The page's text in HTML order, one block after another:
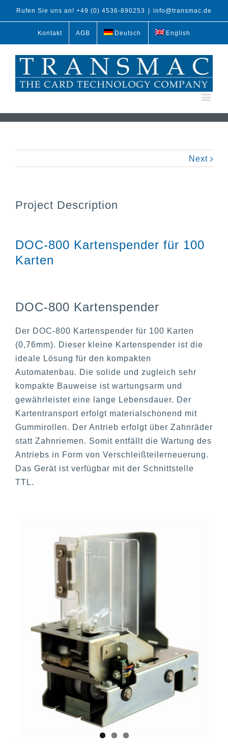
Rufen Sie uns an! +49 (0) 4536-890253 info@transmac.de
Kontakt AGB Deutsch English
Next
Project Description
DOC-800 Kartenspender für 100
Karten
DOC-800 Kartenspender
Der DOC-800 Kartenspender für 100 Karten
(0,76mm). Dieser kleine Kartenspender ist die
ideale Lösung für den kompakten
Automatenbau. Die solide und zugleich sehr
kompakte Bauweise ist wartungsarm und
gewährleistet eine lange Lebensdauer. Der
Kartentransport erfolgt materialschonend mit
Gummirollen. Der Antrieb erfolgt über Zahnräder
statt Zahnriemen. Somit entfällt die Wartung des
Antriebs in Form von Verschleißteilerneuerung.
Das Gerät ist verfügbar mit der Schnittstelle
TTL.